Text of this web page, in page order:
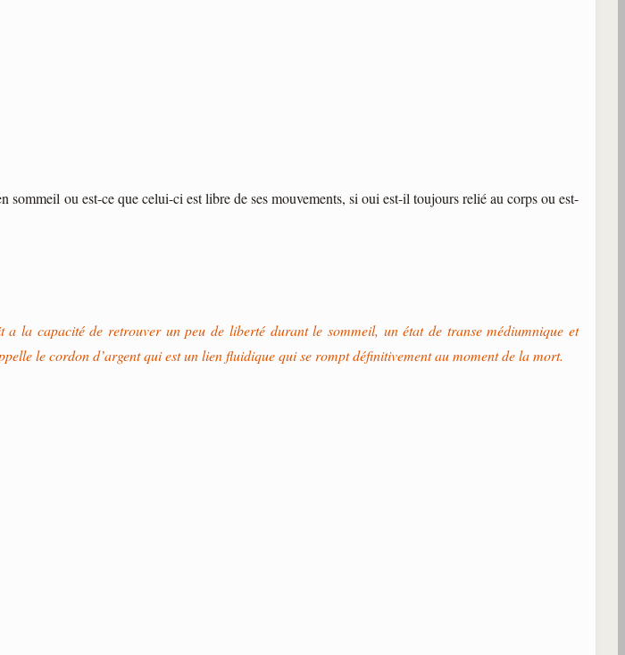
ou est-ce que celui-ci est libre de ses mouvements, si oui est-il toujours relié au corps ou est-
la capacité de retrouver un peu de liberté durant le sommeil, un état de transe médiumnique et
le cordon d’argent qui est un lien fluidique qui se rompt définitivement au moment de la mort.